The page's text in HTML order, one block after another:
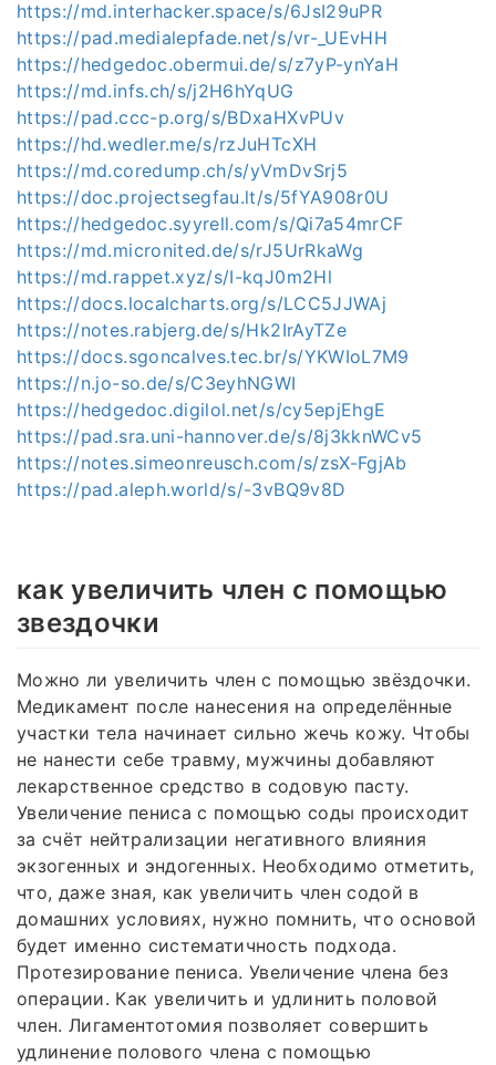
https://md.interhacker.space/s/6JsI29uPR
https://pad.medialepfade.net/s/vr-_UEvHH
https://hedgedoc.obermui.de/s/z7yP-ynYaH
https://md.infs.ch/s/j2H6hYqUG
https://pad.ccc-p.org/s/BDxaHXvPUv
https://hd.wedler.me/s/rzJuHTcXH
https://md.coredump.ch/s/yVmDvSrj5
https://doc.projectsegfau.lt/s/5fYA908r0U
https://hedgedoc.syyrell.com/s/Qi7a54mrCF
https://md.micronited.de/s/rJ5UrRkaWg
https://md.rappet.xyz/s/I-kqJ0m2Hl
https://docs.localcharts.org/s/LCC5JJWAj
https://notes.rabjerg.de/s/Hk2IrAyTZe
https://docs.sgoncalves.tec.br/s/YKWIoL7M9
https://n.jo-so.de/s/C3eyhNGWI
https://hedgedoc.digilol.net/s/cy5epjEhgE
https://pad.sra.uni-hannover.de/s/8j3kknWCv5
https://notes.simeonreusch.com/s/zsX-FgjAb
https://pad.aleph.world/s/-3vBQ9v8D
как увеличить член с помощью
звездочки
Можно ли увеличить член с помощью звёздочки.
Медикамент после нанесения на определённые
участки тела начинает сильно жечь кожу. Чтобы
не нанести себе травму, мужчины добавляют
лекарственное средство в содовую пасту.
Увеличение пениса с помощью соды происходит
за счёт нейтрализации негативного влияния
экзогенных и эндогенных. Необходимо отметить,
что, даже зная, как увеличить член содой в
домашних условиях, нужно помнить, что основой
будет именно систематичность подхода.
Протезирование пениса. Увеличение члена без
операции. Как увеличить и удлинить половой
член. Лигаментотомия позволяет совершить
удлинение полового члена с помощью